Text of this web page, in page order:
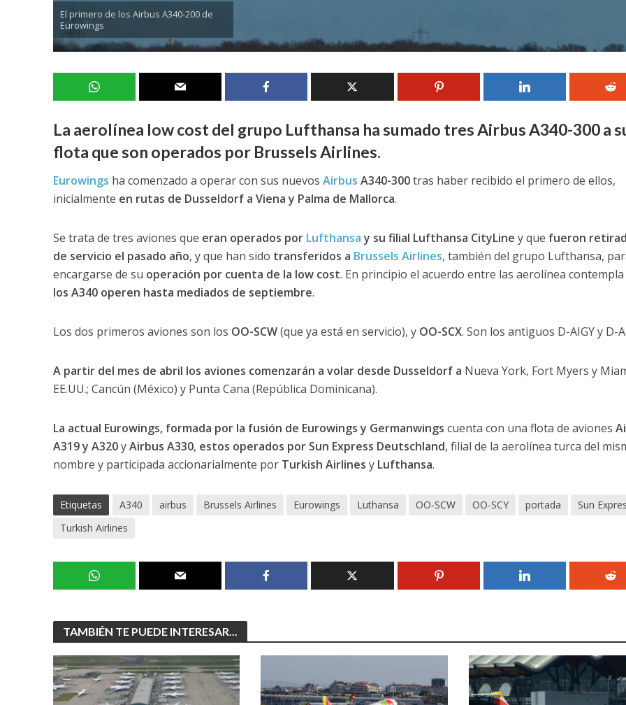
El primero de los Airbus A340-200 de
Eurowings
La aerolínea low cost del grupo Lufthansa ha sumado tres Airbus A340-300 a
flota que son operados por Brussels Airlines.
Eurowings ha comenzado a operar con sus nuevos Airbus A340-300tras haber recibido el primero de ellos,
inicialmente en rutas de Dusseldorf a Viena y Palma de Mallorca.
Se trata de tres aviones que eran operados por Lufthansay su filial Lufthansa CityLine y que fueron
de servicio el pasado año, y que han sido transferidos a Brussels Airlines, también del grupo Lufthansa,
encargarse de su operación por cuenta de la low cost. En principio el acuerdo entre las aerolínea
los A340 operen hasta mediados de septiembre.
Los dos primeros aviones son los OO-SCW(que ya está en servicio), y OO-SCX. Son los antiguos D-AIGY y D-
A partir del mes de abril los aviones comenzarán a volar desde Dusseldorf a Nueva York, Fort Myers y
EE.UU.; Cancún (México) y Punta Cana (República Dominicana).
La actual Eurowings, formada por la fusión de Eurowings y Germanwings cuenta con una flota de aviones
A319 y A320yAirbus A330, estos operados por Sun Express Deutschland, filial de la aerolínea turca del
nombre y participada accionarialmente por Turkish Airlines y Lufthansa.
Etiquetas A340 airbus Brussels Airlines Eurowings Luthansa OO-SCW OO-SCY portada
Sun
Turkish Airlines
TAMBIÉN TE PUEDE INTERESAR...